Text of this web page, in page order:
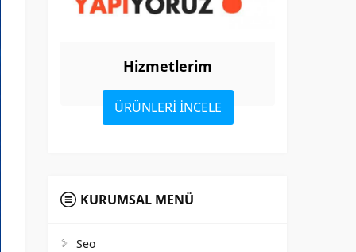
Hizmetlerim
ÜRÜNLERİ İNCELE
KURUMSAL MENÜ
Seo